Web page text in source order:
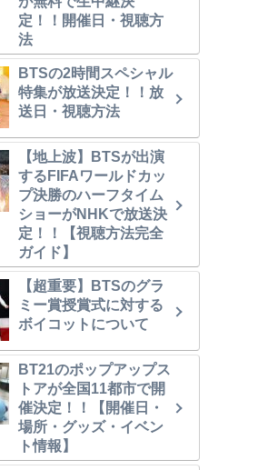
定！！開催日・視聴方
法
BTSの2時間スペシャル
特集が放送決定！！放
送日・視聴方法
【地上波】BTSが出演
するFIFAワールドカッ
プ決勝のハーフタイム
ショーがNHKで放送決
定！！【視聴方法完全
ガイド】
【超重要】BTSのグラ
ミー賞授賞式に対する
ボイコットについて
BT21のポップアップス
トアが全国11都市で開
催決定！！【開催日・
場所・グッズ・イベン
ト情報】